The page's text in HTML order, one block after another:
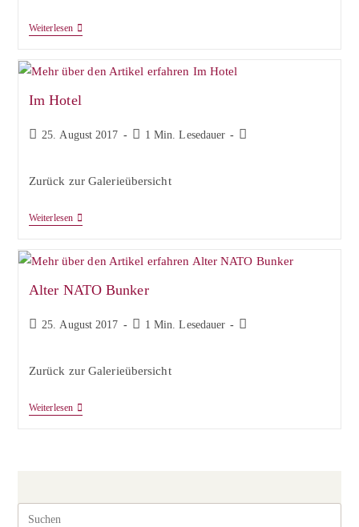
WeiterlesenAusweichsitz
Im Hotel
Beitrag
25. August 2017 Lesedauer:
1 Min. Lesedauer
Zurück zur Galerieübersicht
WeiterlesenIm
Alter NATO Bunker
Beitrag
25. August 2017 Lesedauer:
1 Min. Lesedauer
Zurück zur Galerieübersicht
WeiterlesenAlter